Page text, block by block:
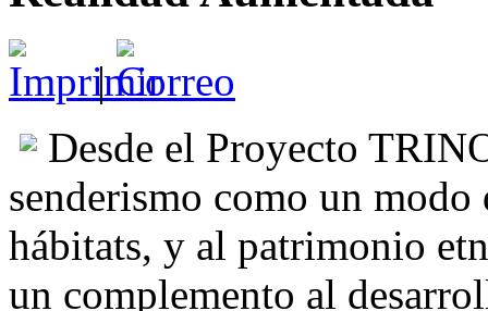
|
Desde el Proyecto
senderismo como un modo
hábitats, y al patrimonio
un complemento al